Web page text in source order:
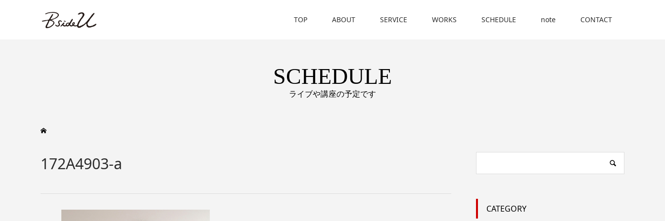
TOP ABOUT SERVICE WORKS SCHEDULE note CONTACT
SCHEDULE
ライブや講座の予定です
172A4903-a
CATEGORY